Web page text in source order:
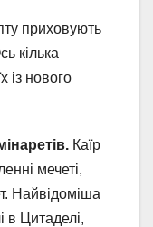
приховують
кілька
із нового
Каїр
мечеті,
Найвідоміша
Цитаделі,